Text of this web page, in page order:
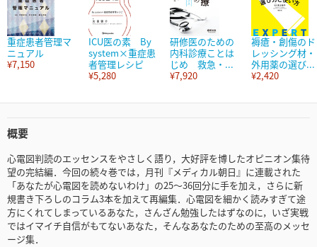
重症患者管理マ
ニュアル
¥7,150
ICU医の素 By
system×重症患
者管理レシピ
¥5,280
研修医のための
内科診療ことは
じめ 救急・...
¥7,920
褥瘡・創傷のド
レッシング材・
外用薬の選び...
¥2,420
概要
心電図判読のエッセンスをやさしく語り，大好評を博したオピニオン集待
望の完結編．今回の続々巻では，月刊『メディカル朝日』に連載された
「あなたが心電図を読めないわけ」の25～36回分に手を加え，さらに新
規書き下ろしのコラム3本を加えて再編集．心電図を細かく読みすぎて途
方にくれてしまっているあなた，さんざん勉強したはずなのに，いざ実戦
ではイマイチ自信がもてないあなた，そんなあなたのための至高のメッセ
ージ集．